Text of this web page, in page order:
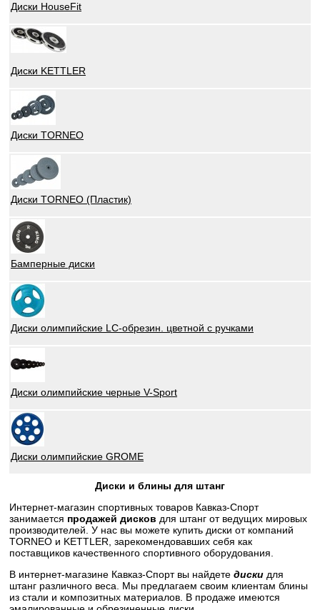
Диски HouseFit
Диски KETTLER
Диски TORNEO
Диски TORNEO (Пластик)
Бамперные диски
Диски олимпийские LC-обрезин. цветной с ручками
Диски олимпийские черные V-Sport
Диски олимпийские GROME
Диски и блины для штанг
Интернет-магазин спортивных товаров Кавказ-Спорт
занимается продажей дисков для штанг от ведущих мировых
производителей. У нас вы можете купить диски от компаний
TORNEO и KETTLER, зарекомендовавших себя как
поставщиков качественного спортивного оборудования.
В интернет-магазине Кавказ-Спорт вы найдете диски для
штанг различного веса. Мы предлагаем своим клиентам блины
из стали и композитных материалов. В продаже имеются